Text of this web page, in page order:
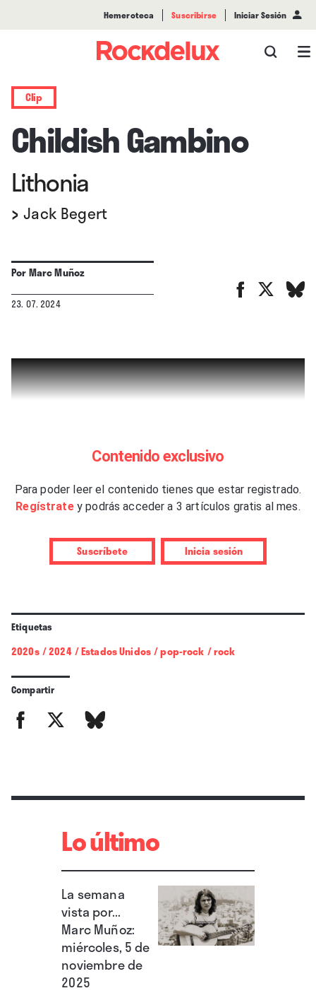
Hemeroteca Suscribirse Iniciar Sesión
Clip
Childish Gambino
Lithonia
› Jack Begert
PorMarc Muñoz
23. 07. 2024
Contenido exclusivo
Para poder leer el contenido tienes que estar registrado.
Regístrate y podrás acceder a 3 artículos gratis al mes.
Suscríbete Inicia sesión
Etiquetas
2020s /2024 /Estados Unidos/pop-rock /rock
Compartir
Lo último
La semana
vista por...
Marc Muñoz:
miércoles, 5 de
noviembre de
2025